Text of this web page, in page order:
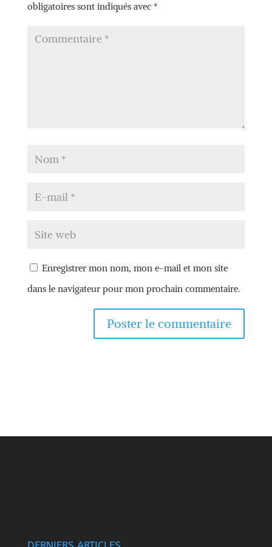
obligatoires sont indiqués avec *
Enregistrer mon nom, mon e-mail et mon site
dans le navigateur pour mon prochain commentaire.